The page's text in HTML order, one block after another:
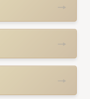
→
→
→